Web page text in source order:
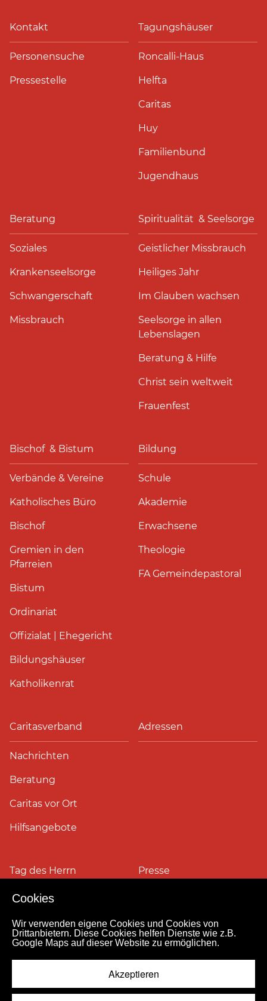
Cookies
Wir verwenden eigene Cookies und Cookies von
Drittanbietern. Diese Cookies helfen Dienste wie z.B.
Google Maps auf dieser Website zu ermöglichen.
Akzeptieren
Kontakt
Personensuche
Pressestelle
Tagungshäuser
Roncalli-Haus
Helfta
Caritas
Huy
Familienbund
Jugendhaus
Beratung
Soziales
Krankenseelsorge
Schwangerschaft
Missbrauch
Spiritualität & Seelsorge
Geistlicher Missbrauch
Heiliges Jahr
Im Glauben wachsen
Seelsorge in allen
Lebenslagen
Beratung & Hilfe
Christ sein weltweit
Frauenfest
Bischof & Bistum
Verbände & Vereine
Katholisches Büro
Bischof
Gremien in den
Pfarreien
Bistum
Ordinariat
Offizialat | Ehegericht
Bildungshäuser
Katholikenrat
Bildung
Schule
Akademie
Erwachsene
Theologie
FA Gemeindepastoral
Caritasverband
Nachrichten
Beratung
Caritas vor Ort
Hilfsangebote
Adressen
Tag des Herrn Presse
Impressum
© 2026